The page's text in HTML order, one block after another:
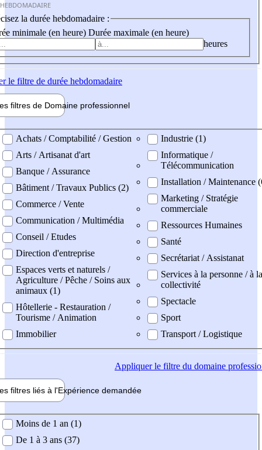
la durée hebdomadaire :
minimale (en heure) Durée maximale (en heure)
heures
le filtre de durée hebdomadaire
filtres de Domaine professionnel
professionel
Achats / Comptabilité / Gestion
Arts / Artisanat d'art
Banque / Assurance
Bâtiment / Travaux Publics (2)
Commerce / Vente
Communication / Multimédia
Conseil / Etudes
Direction d'entreprise
Espaces verts et naturels /
Agriculture / Pêche / Soins aux
animaux (1)
Hôtellerie - Restauration /
Tourisme / Animation
Immobilier
Industrie (1)
Informatique /
Télécommunication
Installation / Maintenance
Marketing / Stratégie
commerciale
Ressources Humaines
Santé
Secrétariat / Assistanat
Services à la personne / à la
collectivité
Spectacle
Sport
Transport / Logistique
Appliquerle filtre du domaine
filtres liés à l'Expérience demandée
demandée
Moins de 1 an (1)
De 1 à 3 ans (37)